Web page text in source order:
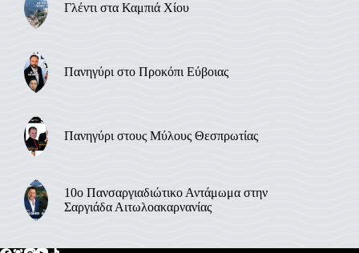
Γλέντι στα Καμπιά Χίου
Πανηγύρι στο Προκόπι Εύβοιας
Πανηγύρι στους Μύλους Θεσπρωτίας
10ο Πανσαργιαδιώτικο Αντάμωμα στην
Σαργιάδα Αιτωλοακαρνανίας